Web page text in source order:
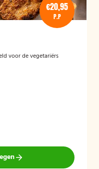
€20,95
P.P
voor de vegetariërs